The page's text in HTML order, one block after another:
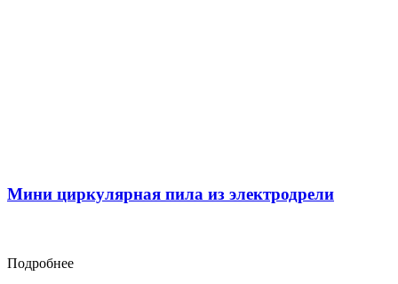
Мини циркулярная пила из электродрели
Подробнее